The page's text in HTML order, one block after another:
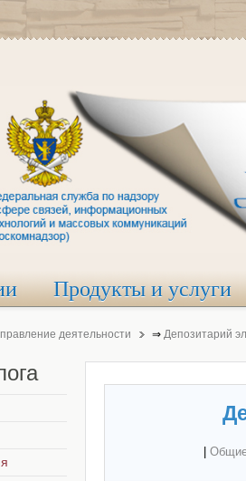
Продукты и услуги
деятельности ⇒ Депозитарий